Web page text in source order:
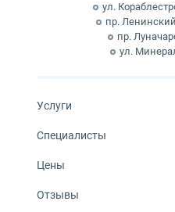
ул.
пр.
пр.
ул.
Услуги
Специалисты
Цены
Отзывы